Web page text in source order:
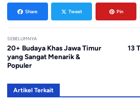
Share Tweet Pin
SEBELUMNYA
20+ Budaya Khas Jawa Timur
yang Sangat Menarik &
Populer
13
Artikel Terkait